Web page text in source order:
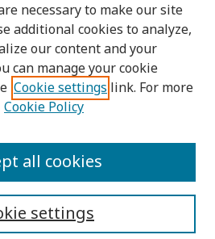
necessary to make our site
additional cookies to analyze,
our content and your
can manage your cookie
Cookie settings link. For more
Cookie Policy
settings
all cookies